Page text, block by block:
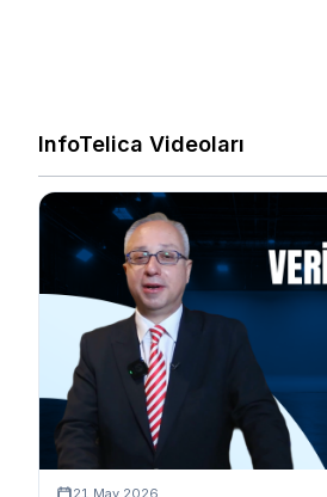
InfoTelica Videoları
21 May 2026